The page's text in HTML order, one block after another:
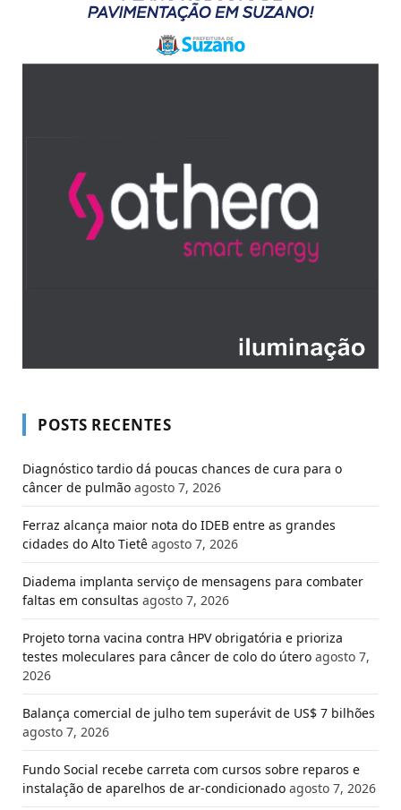
POSTS RECENTES
Diagnóstico tardio dá poucas chances de cura para o
câncer de pulmão agosto 7, 2026
Ferraz alcança maior nota do IDEB entre as grandes
cidades do Alto Tietê agosto 7, 2026
Diadema implanta serviço de mensagens para combater
faltas em consultas agosto 7, 2026
Projeto torna vacina contra HPV obrigatória e prioriza
testes moleculares para câncer de colo do útero agosto 7,
2026
Balança comercial de julho tem superávit de US$ 7 bilhões
agosto 7, 2026
Fundo Social recebe carreta com cursos sobre reparos e
instalação de aparelhos de ar-condicionado agosto 7, 2026